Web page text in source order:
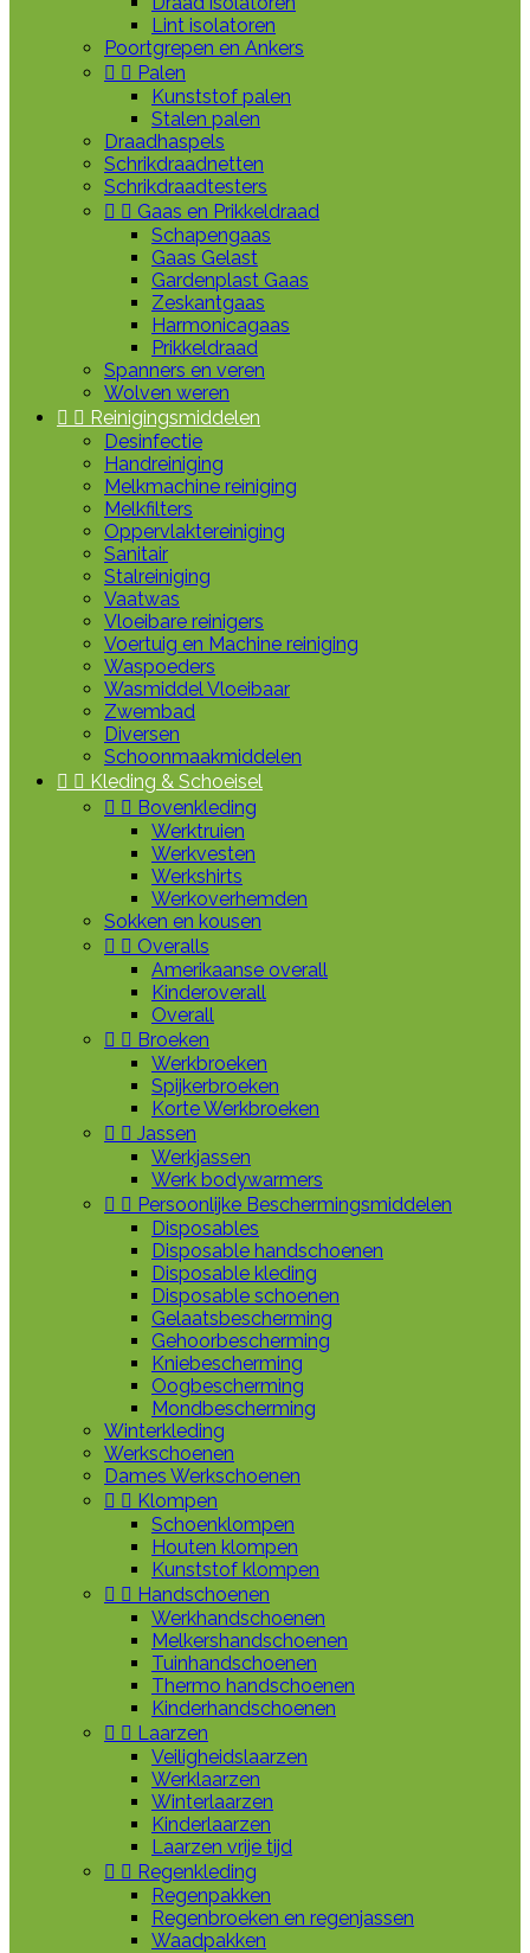
Lint isolatoren
Poortgrepen en Ankers
  Palen
Kunststof palen
Stalen palen
Draadhaspels
Schrikdraadnetten
Schrikdraadtesters
  Gaas en Prikkeldraad
Schapengaas
Gaas Gelast
Gardenplast Gaas
Zeskantgaas
Harmonicagaas
Prikkeldraad
Spanners en veren
Wolven weren
  Reinigingsmiddelen
Desinfectie
Handreiniging
Melkmachine reiniging
Melkfilters
Oppervlaktereiniging
Sanitair
Stalreiniging
Vaatwas
Vloeibare reinigers
Voertuig en Machine reiniging
Waspoeders
Wasmiddel Vloeibaar
Zwembad
Diversen
Schoonmaakmiddelen
  Kleding & Schoeisel
  Bovenkleding
Werktruien
Werkvesten
Werkshirts
Werkoverhemden
Sokken en kousen
  Overalls
Amerikaanse overall
Kinderoverall
Overall
  Broeken
Werkbroeken
Spijkerbroeken
Korte Werkbroeken
  Jassen
Werkjassen
Werk bodywarmers
  Persoonlijke Beschermingsmiddelen
Disposables
Disposable handschoenen
Disposable kleding
Disposable schoenen
Gelaatsbescherming
Gehoorbescherming
Kniebescherming
Oogbescherming
Mondbescherming
Winterkleding
Werkschoenen
Dames Werkschoenen
  Klompen
Schoenklompen
Houten klompen
Kunststof klompen
  Handschoenen
Werkhandschoenen
Melkershandschoenen
Tuinhandschoenen
Thermo handschoenen
Kinderhandschoenen
  Laarzen
Veiligheidslaarzen
Werklaarzen
Winterlaarzen
Kinderlaarzen
Laarzen vrije tijd
  Regenkleding
Regenpakken
Regenbroeken en regenjassen
Waadpakken